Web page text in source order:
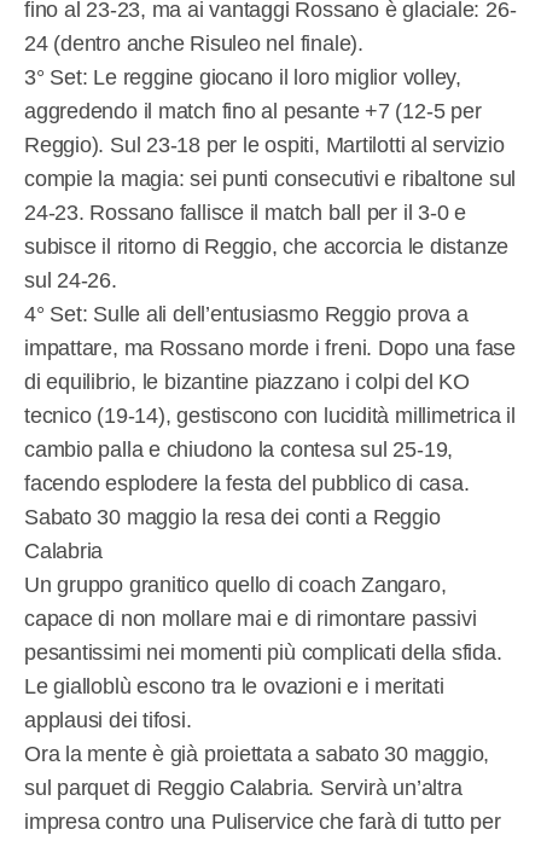
fino al 23-23, ma ai vantaggi Rossano è glaciale: 26-
24 (dentro anche Risuleo nel finale).
3° Set: Le reggine giocano il loro miglior volley,
aggredendo il match fino al pesante +7 (12-5 per
Reggio). Sul 23-18 per le ospiti, Martilotti al servizio
compie la magia: sei punti consecutivi e ribaltone sul
24-23. Rossano fallisce il match ball per il 3-0 e
subisce il ritorno di Reggio, che accorcia le distanze
sul 24-26.
4° Set: Sulle ali dell’entusiasmo Reggio prova a
impattare, ma Rossano morde i freni. Dopo una fase
di equilibrio, le bizantine piazzano i colpi del KO
tecnico (19-14), gestiscono con lucidità millimetrica il
cambio palla e chiudono la contesa sul 25-19,
facendo esplodere la festa del pubblico di casa.
Sabato 30 maggio la resa dei conti a Reggio
Calabria
Un gruppo granitico quello di coach Zangaro,
capace di non mollare mai e di rimontare passivi
pesantissimi nei momenti più complicati della sfida.
Le gialloblù escono tra le ovazioni e i meritati
applausi dei tifosi.
Ora la mente è già proiettata a sabato 30 maggio,
sul parquet di Reggio Calabria. Servirà un’altra
impresa contro una Puliservice che farà di tutto per